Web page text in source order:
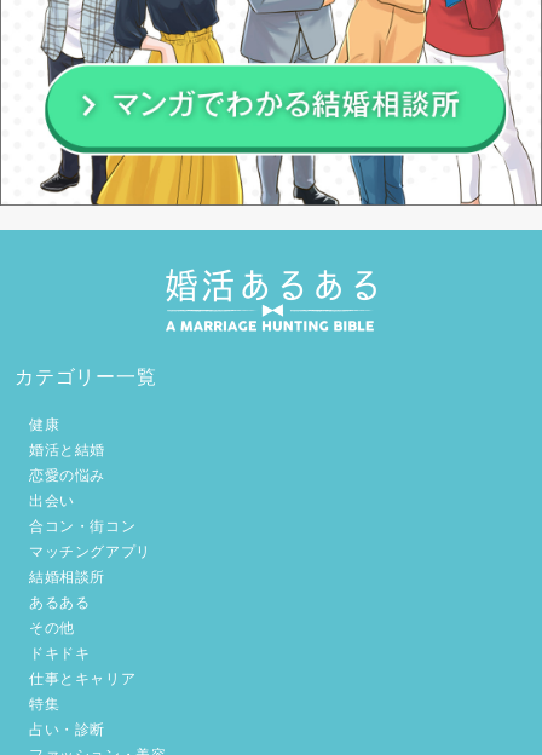
カテゴリー一覧
健康
婚活と結婚
恋愛の悩み
出会い
合コン・街コン
マッチングアプリ
結婚相談所
あるある
その他
ドキドキ
仕事とキャリア
特集
占い・診断